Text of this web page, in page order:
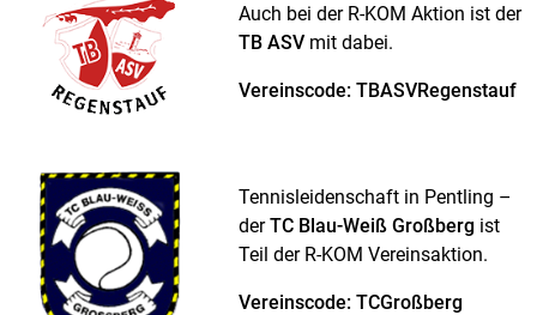
Auch bei der R-KOM Aktion ist der
TB ASVmit dabei.
Vereinscode: TBASVRegenstauf
Tennisleidenschaft in Pentling –
derTC Blau-Weiß Großbergist
Teil der R-KOM Vereinsaktion.
Vereinscode: TCGroßberg